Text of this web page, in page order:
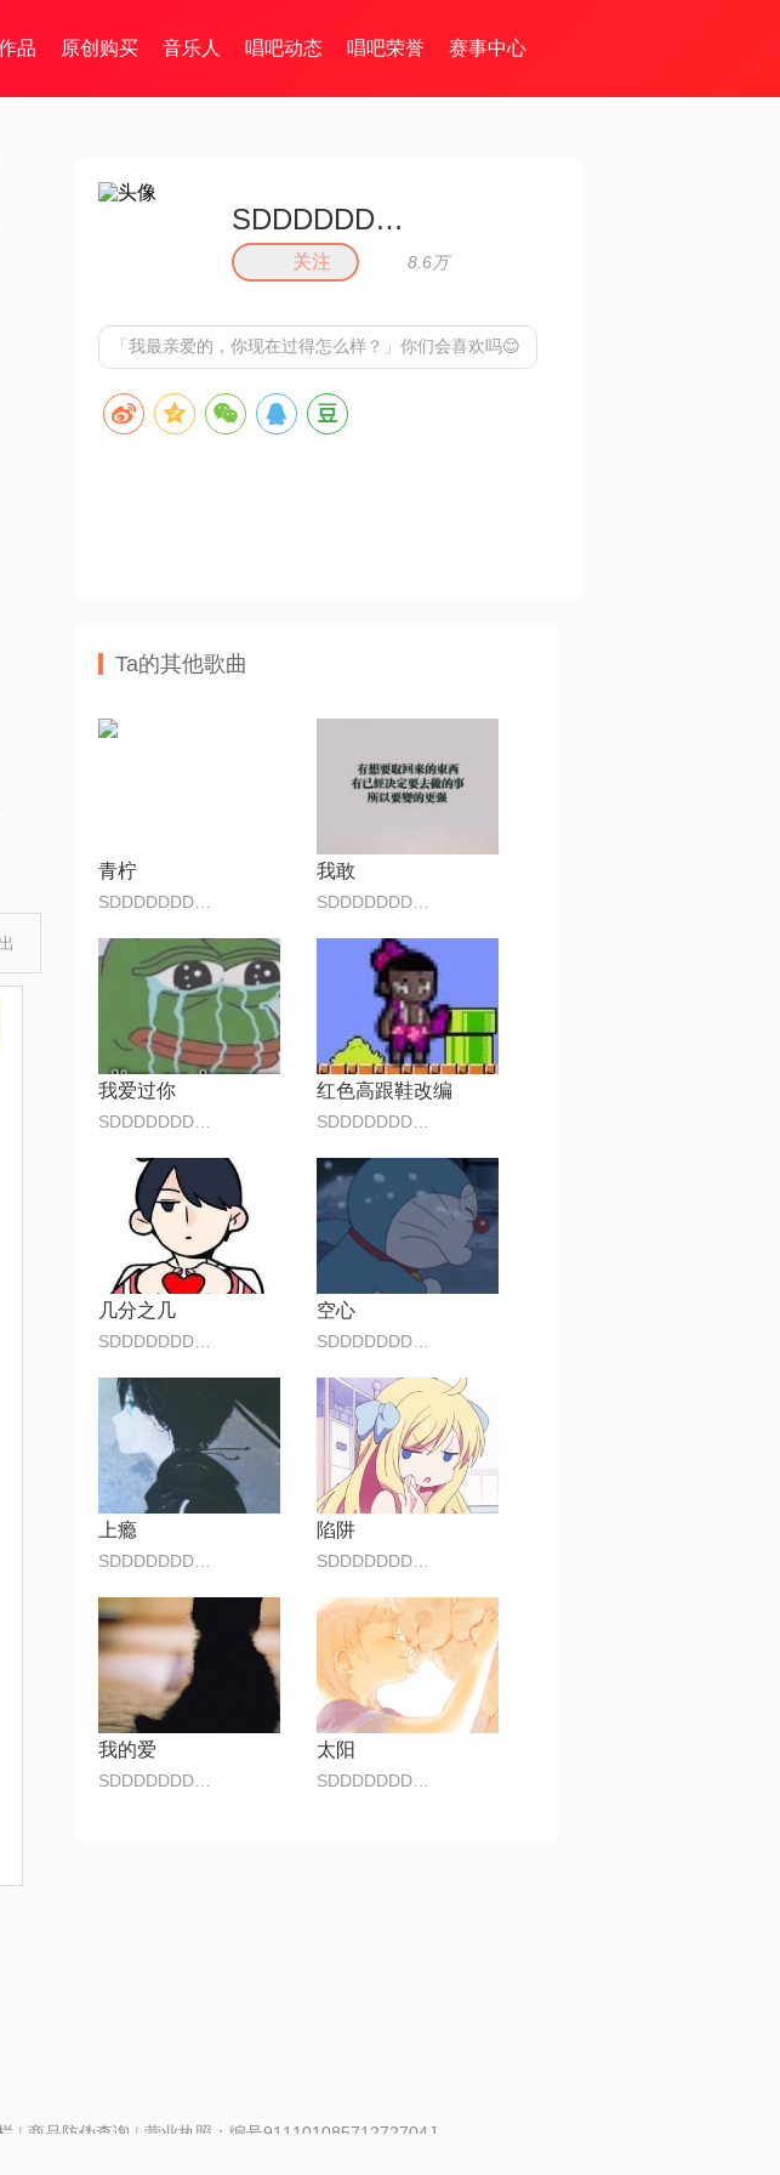
品 原创购买 音乐人 唱吧动态 唱吧荣誉 赛事中心
SDDDDDDDDFFFFF
关注 8.6万
「我最亲爱的，你现在过得怎么样？」 你们会喜欢吗😊
Ta的其他歌曲
青柠 我敢
我爱过你 红色高跟鞋改编
几分之几 空心
上瘾 陷阱
我的爱 太阳
| 商品防伪查询 | 营业执照：编号91110108571272704J